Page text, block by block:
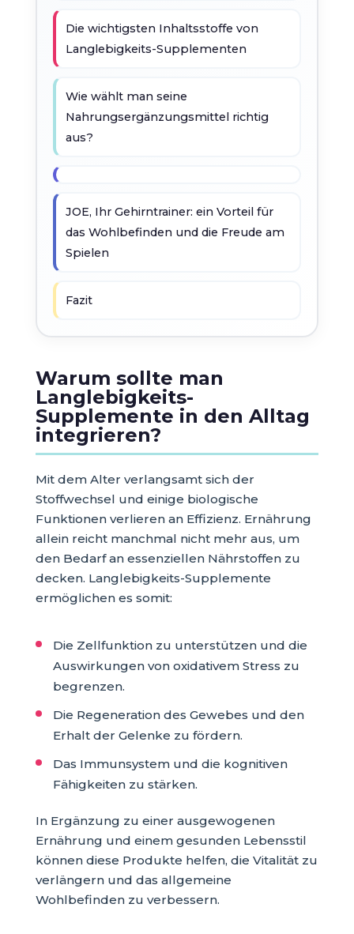
Die wichtigsten Inhaltsstoffe von
Langlebigkeits-Supplementen
Wie wählt man seine
Nahrungsergänzungsmittel richtig
aus?
JOE, Ihr Gehirntrainer: ein Vorteil für
das Wohlbefinden und die Freude am
Spielen
Fazit
Warum sollte man
Langlebigkeits-
Supplemente in den Alltag
integrieren?
Mit dem Alter verlangsamt sich der
Stoffwechsel und einige biologische
Funktionen verlieren an Effizienz. Ernährung
allein reicht manchmal nicht mehr aus, um
den Bedarf an essenziellen Nährstoffen zu
decken. Langlebigkeits-Supplemente
ermöglichen es somit:
Die Zellfunktion zu unterstützen und die
Auswirkungen von oxidativem Stress zu
begrenzen.
Die Regeneration des Gewebes und den
Erhalt der Gelenke zu fördern.
Das Immunsystem und die kognitiven
Fähigkeiten zu stärken.
In Ergänzung zu einer ausgewogenen
Ernährung und einem gesunden Lebensstil
können diese Produkte helfen, die Vitalität zu
verlängern und das allgemeine
Wohlbefinden zu verbessern.